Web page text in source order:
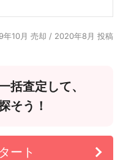
年10月 売却 / 2020年8月 投稿
括査定して、
そう！
ート